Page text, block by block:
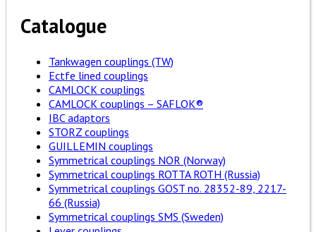
Catalogue
Tankwagen couplings (TW)
Ectfe lined couplings
CAMLOCK couplings
CAMLOCK couplings – SAFLOK®
IBC adaptors
STORZ couplings
GUILLEMIN couplings
Symmetrical couplings NOR (Norway)
Symmetrical couplings ROTTA ROTH (Russia)
Symmetrical couplings GOST no. 28352-89, 2217-
66 (Russia)
Symmetrical couplings SMS (Sweden)